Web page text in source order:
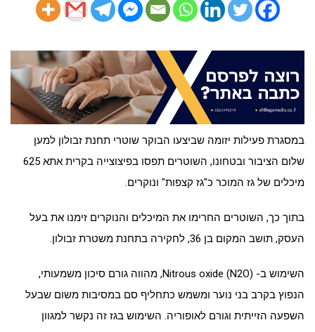
במסגרת פעילות יזומה שביצעו הבוקר שוטרי תחנת זבולון למען
שלום הציבור ובטחונו, השוטרים תפסו בפיצוצייה בקרית אתא 625
מיכלים של גז המוכר כ"גז קצפות" ונוקרים.
בתוך כך, השוטרים החרימו את המיכלים והנוקרים זימנו את בעל
העסק, תושב המקום בן 36, לחקירה בתחנת משטרת זבולון.
השימוש ב- Nitrous oxide (N2O), מהווה גורם סיכון משמעותי,
הנפוץ בקרב בני נוער ומשמש כתחליף סם במסיבות משום שבעל
השפעה הזייתית וגורם לאופוריה. השימוש בגז זה נקשר למגוון